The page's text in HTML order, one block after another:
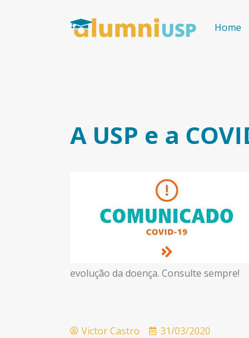
Home
A USP e a
evolução da doença. Consulte sempre!
Victor Castro 31/03/2020